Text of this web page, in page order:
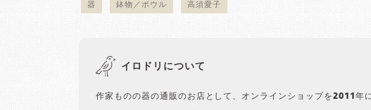
器 鉢物／ボウル 高須愛子
イロドリについて
作家ものの器の通販のお店として、オンラインショップを2011年